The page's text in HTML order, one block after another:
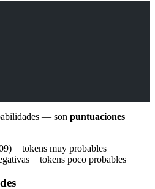
— son puntuaciones
= tokens muy probables
= tokens poco probables